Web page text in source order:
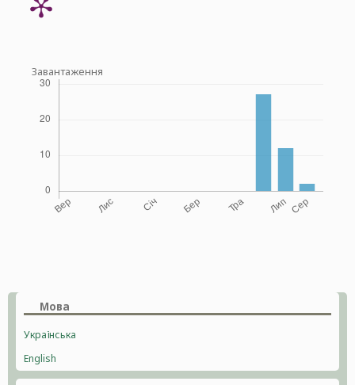
Завантаження
Мова
Українська
English